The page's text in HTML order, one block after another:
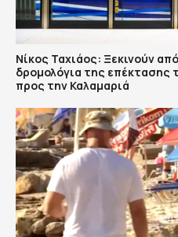
Νίκος Ταχιάος: Ξεκινούν
δρομολόγια της επέκτασης
προς την Καλαμαριά